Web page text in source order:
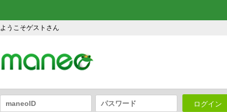
ようこそゲストさん
ログイン